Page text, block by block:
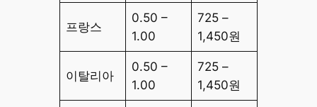
프랑스
0.50 –
1.00
725 –
1,450원
이탈리아
0.50 –
1.00
725 –
1,450원